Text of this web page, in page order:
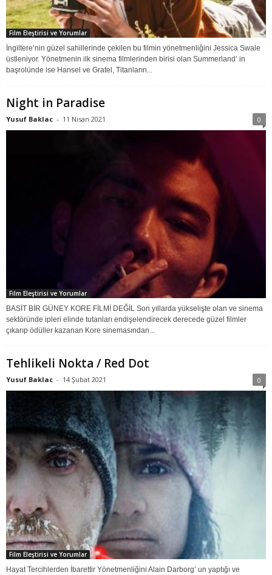
Film Eleştirisi ve Yorumlar
İngiltere’nin güzel sahillerinde çekilen bu filmin yönetmenliğini Jessica Swale
üstleniyor. Yönetmenin ilk sinema filmlerinden birisi olan Summerland’ in
başrolünde ise Hansel ve Gratel, Titanların...
Night in Paradise
Yusuf Baklac - 11 Nisan 2021 0
Film Eleştirisi ve Yorumlar
BASİT BİR GÜNEY KORE FİLMİ DEĞİL Son yıllarda yükselişte olan ve sinema
sektöründe ipleri elinde tutanları endişelendirecek derecede güzel filmler
çıkarıp ödüller kazanan Kore sinemasından...
Tehlikeli Nokta / Red Dot
Yusuf Baklac - 14 Şubat 2021 0
Film Eleştirisi ve Yorumlar
Hayat Tercihlerden İbarettir Yönetmenliğini Alain Darborg’ un yaptığı ve